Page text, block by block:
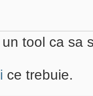
tool ca sa
ce trebuie.